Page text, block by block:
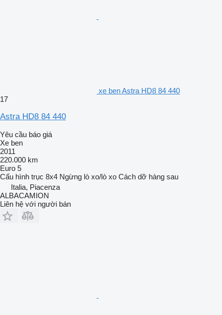
xe ben Astra HD8 84 440
17
Astra HD8 84 440
Yêu cầu báo giá
Xe ben
2011
220.000 km
Euro 5
Cấu hình trục 8x4 Ngừng lò xo/lò xo Cách dỡ hàng sau
Italia, Piacenza
ALBACAMION
Liên hệ với người bán